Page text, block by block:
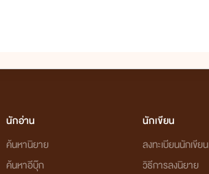
นักอ่าน
ค้นหานิยาย
ค้นหาอีบุ๊ก
นักเขียน
ลงทะเบียนนักเขียน
วิธีการลงนิยาย